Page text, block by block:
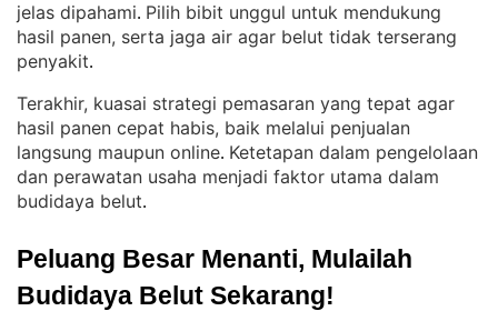
jelas dipahami. Pilih bibit unggul untuk mendukung
hasil panen, serta jaga air agar belut tidak terserang
penyakit.
Terakhir, kuasai strategi pemasaran yang tepat agar
hasil panen cepat habis, baik melalui penjualan
langsung maupun online. Ketetapan dalam pengelolaan
dan perawatan usaha menjadi faktor utama dalam
budidaya belut.
Peluang Besar Menanti, Mulailah
Budidaya Belut Sekarang!